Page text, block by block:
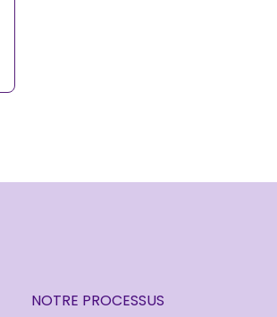
NOTRE PROCESSUS